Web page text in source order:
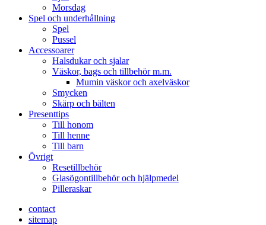
Morsdag
Spel och underhållning
Spel
Pussel
Accessoarer
Halsdukar och sjalar
Väskor, bags och tillbehör m.m.
Mumin väskor och axelväskor
Smycken
Skärp och bälten
Presenttips
Till honom
Till henne
Till barn
Övrigt
Resetillbehör
Glasögontillbehör och hjälpmedel
Pilleraskar
contact
sitemap